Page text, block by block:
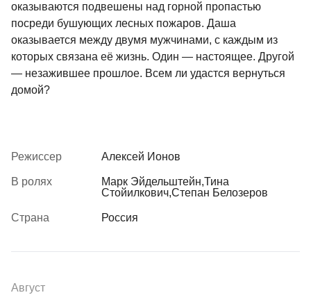
оказываются подвешены над горной пропастью
посреди бушующих лесных пожаров. Даша
оказывается между двумя мужчинами, с каждым из
которых связана её жизнь. Один — настоящее. Другой
— незажившее прошлое. Всем ли удастся вернуться
домой?
Режиссер Алексей Ионов
В ролях
Марк Эйдельштейн,Тина
Стойилкович,Степан Белозеров
Страна Россия
Август